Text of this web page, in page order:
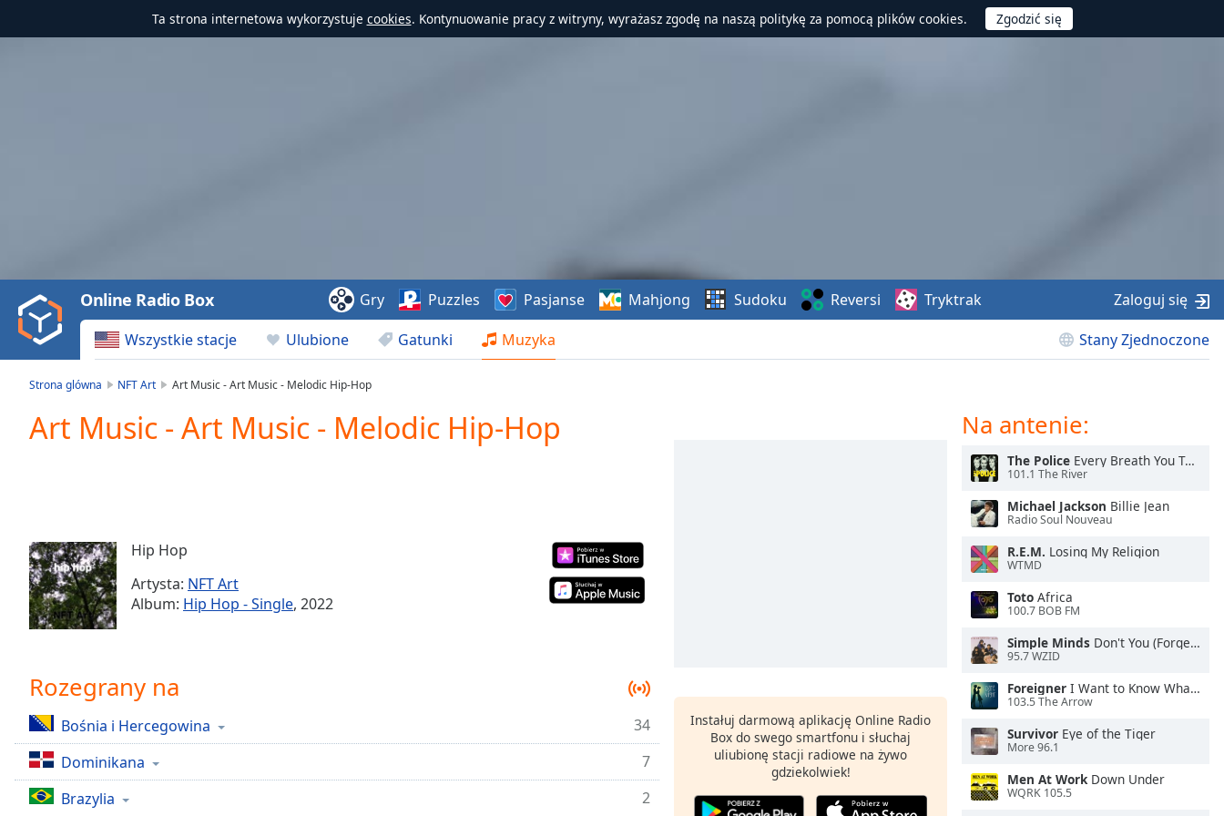
Ta strona internetowa wykorzystuje cookies. Kontynuowanie pracy z witryny, wyrażasz zgodę na naszą politykę za pomocą plików cookies.
Video
Play
Backward
Skip
Current
Time0:00
Stream
TypeLIVE
Seek to
live,
currently
Time-
1x
Playback
Rate
Wszystkie stacje Ulubione Gatunki Muzyka Stany Zjednoczone
Online Radio Box Gry Puzzles Pasjanse Mahjong Sudoku Reversi Tryktrak Zaloguj się
Strona glówna NFT Art Art Music - Art Music - Melodic Hip-Hop
Art Music - Art Music - Melodic Hip-Hop
Hip Hop
Artysta: NFT Art
Album: Hip Hop - Single, 2022
Rozegrany na
Bośnia i Hercegowina
34
Dominikana
7
Brazylia
2
Instałuj darmową aplikację Online Radio
Box do swego smartfonu i słuchaj
uliubionę stacji radiowe na żywo
gdziekolwiek!
Na antenie:
The Police Every Breath You Take
101.1 The River
Michael Jackson Billie Jean
Radio Soul Nouveau
R.E.M. Losing My Religion
WTMD
Toto Africa
100.7 BOB FM
Simple Minds Don't You (Forget About Me)
95.7 WZID
Foreigner I Want to Know What Love Is
103.5 The Arrow
Survivor Eye of the Tiger
More 96.1
Men At WorkDown Under
WQRK 105.5